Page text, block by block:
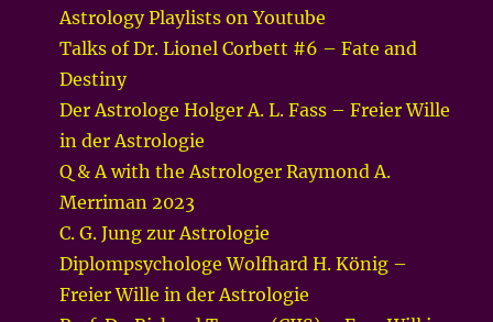
Astrology Playlists on Youtube
Talks of Dr. Lionel Corbett #6 – Fate and
Destiny
Der Astrologe Holger A. L. Fass – Freier Wille
in der Astrologie
Q & A with the Astrologer Raymond A.
Merriman 2023
C. G. Jung zur Astrologie
Diplompsychologe Wolfhard H. König –
Freier Wille in der Astrologie